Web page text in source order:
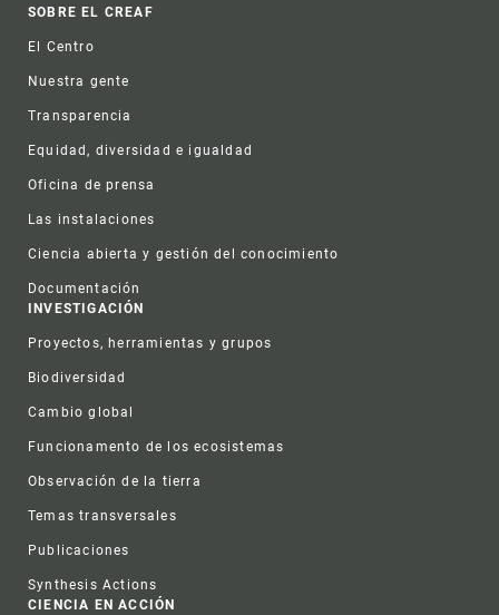
Footer
SOBRE EL CREAF
El Centro
Nuestra gente
Transparencia
Equidad, diversidad e igualdad
Oficina de prensa
Las instalaciones
Ciencia abierta y gestión del conocimiento
Documentación
INVESTIGACIÓN
Proyectos, herramientas y grupos
Biodiversidad
Cambio global
Funcionamento de los ecosistemas
Observación de la tierra
Temas transversales
Publicaciones
Synthesis Actions
CIENCIA EN ACCIÓN